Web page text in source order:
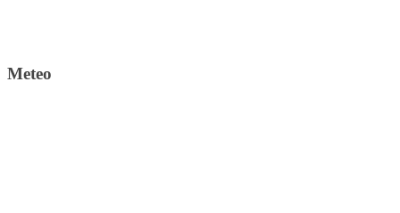
Meteo